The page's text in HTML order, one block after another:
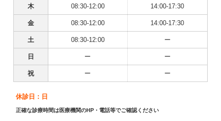
木 08:30-12:00 14:00-17:30
金 08:30-12:00 14:00-17:30
土 08:30-12:00 ー
日 ー ー
祝 ー ー
休診日：日
正確な診療時間は医療機関のHP・電話等でご確認ください